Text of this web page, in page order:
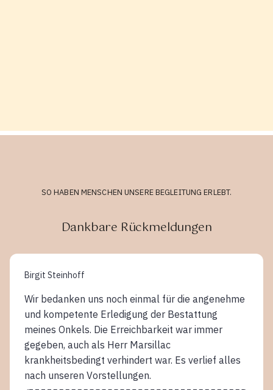
SO HABEN MENSCHEN UNSERE BEGLEITUNG ERLEBT.
Dankbare Rückmeldungen
Birgit Steinhoff
Wir bedanken uns noch einmal für die angenehme
und kompetente Erledigung der Bestattung
meines Onkels. Die Erreichbarkeit war immer
gegeben, auch als Herr Marsillac
krankheitsbedingt verhindert war. Es verlief alles
nach unseren Vorstellungen.